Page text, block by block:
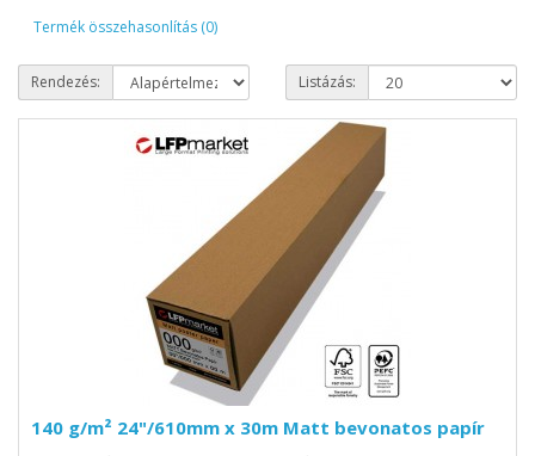
Termék összehasonlítás (0)
Rendezés: Listázás:
140 g/m² 24"/610mm x 30m Matt bevonatos papír